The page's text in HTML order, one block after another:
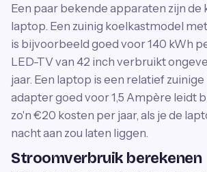
Een paar bekende apparaten zijn de
laptop. Een zuinig koelkastmodel
is bijvoorbeeld goed voor 140 kWh
LED-TV van 42 inch verbruikt
jaar. Een laptop is een relatief
adapter goed voor 1,5 Ampère leidt
zo'n €20 kosten per jaar, als je de
nacht aan zou laten liggen.
Stroomverbruik berekenen